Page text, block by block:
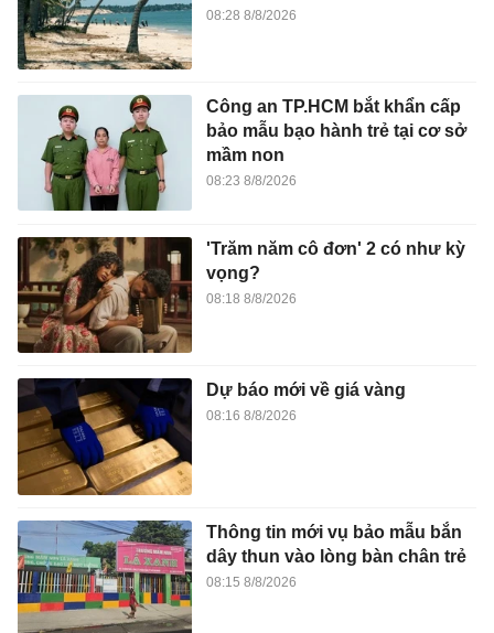
08:28 8/8/2026
Công an TP.HCM bắt khẩn cấp
bảo mẫu bạo hành trẻ tại cơ sở
mầm non
08:23 8/8/2026
'Trăm năm cô đơn' 2 có như kỳ
vọng?
08:18 8/8/2026
Dự báo mới về giá vàng
08:16 8/8/2026
Thông tin mới vụ bảo mẫu bắn
dây thun vào lòng bàn chân trẻ
08:15 8/8/2026